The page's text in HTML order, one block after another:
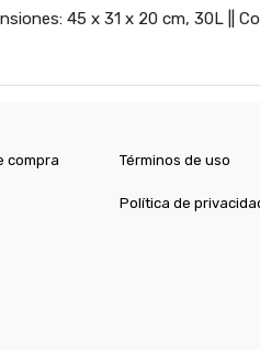
45 x 31 x 20 cm, 30L ||
compra Términos de uso
Política de